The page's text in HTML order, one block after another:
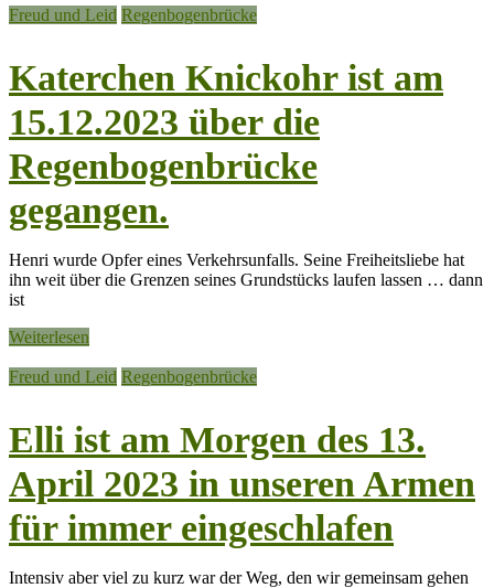
Freud und Leid Regenbogenbrücke
Katerchen Knickohr ist am
15.12.2023 über die
Regenbogenbrücke
gegangen.
Henri wurde Opfer eines Verkehrsunfalls. Seine Freiheitsliebe hat
ihn weit über die Grenzen seines Grundstücks laufen lassen … dann
ist
Weiterlesen
Freud und Leid Regenbogenbrücke
Elli ist am Morgen des 13.
April 2023 in unseren Armen
für immer eingeschlafen
Intensiv aber viel zu kurz war der Weg, den wir gemeinsam gehen